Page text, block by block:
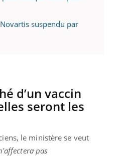
suspendu par
d’un vaccin
seront les
le ministère se veut
pas